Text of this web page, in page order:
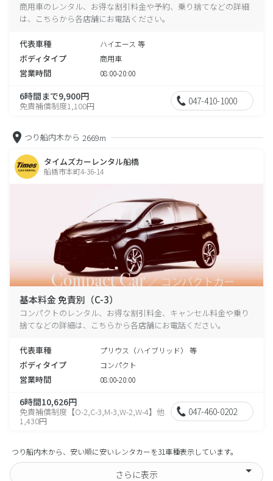
商用車のレンタル、お得な割引料金や予約、乗り捨てなどの詳細
は、こちらから各店舗にお電話ください。
代表車種 ハイエース 等
ボディタイプ 商用車
営業時間 08:00-20:00
6時間まで9,900円
免責補償制度1,100円 047-410-1000
つり船内木から 2669m
タイムズカーレンタル船橋
船橋市本町4-36-14
基本料金 免責別（C-3）
コンパクトのレンタル、お得な割引料金、キャンセル料金や乗り
捨てなどの詳細は、こちらから各店舗にお電話ください。
代表車種 プリウス（ハイブリッド） 等
ボディタイプ コンパクト
営業時間 08:00-20:00
6時間10,626円
免責補償制度【O-2,C-3,M-3,W-2,W-4】他
1,430円
047-460-0202
つり船内木から、安い順に安いレンタカーを31車種表示しています。
さらに表示